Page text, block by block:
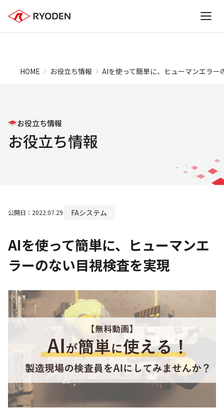
HOME お役立ち情報 AIを使って簡単に、ヒューマンエラー
お役立ち情報
お役立ち情報
公開日：2022.07.29 FAシステム
AIを使って簡単に、ヒューマンエ
ラーのない目視検査を実現